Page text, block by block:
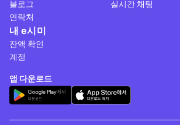
블로그
연락처
실시간 채팅
내 e시미
잔액 확인
계정
앱 다운로드